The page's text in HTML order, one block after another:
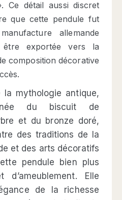
Ce détail aussi discret
que cette pendule fut
allemande
être exportée vers la
composition décorative
la mythologie antique,
du biscuit de
et du bronze doré,
des traditions de la
et des arts décoratifs
pendule bien plus
d’ameublement. Elle
de la richesse